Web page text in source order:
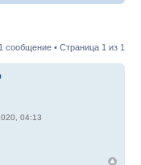
1 сообщение • Страница 1 из 1
04:13